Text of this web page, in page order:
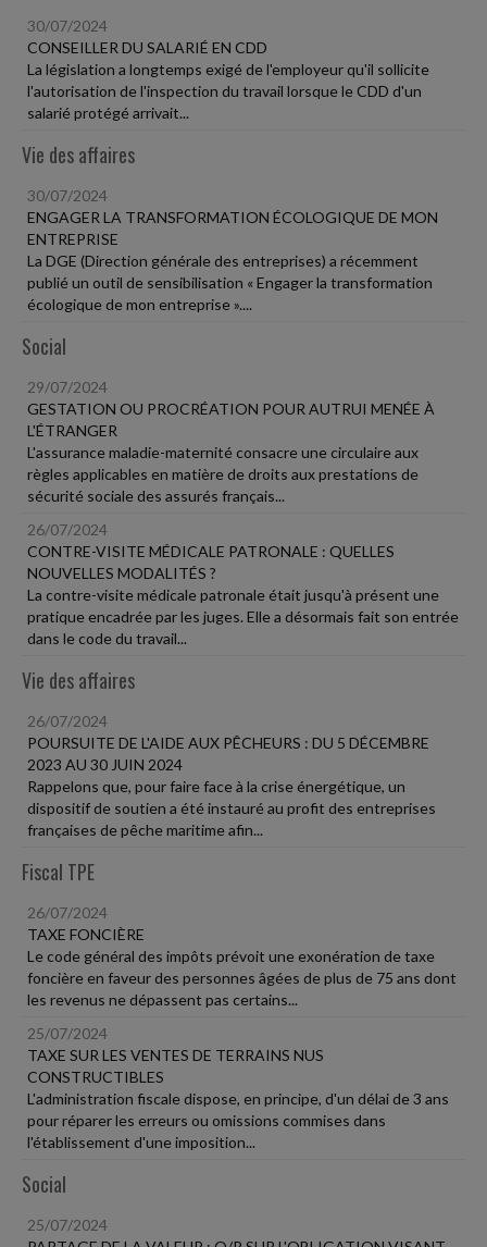
30/07/2024
CONSEILLER DU SALARIÉ EN CDD
La législation a longtemps exigé de l'employeur qu'il sollicite
l'autorisation de l'inspection du travail lorsque le CDD d'un
salarié protégé arrivait...
Vie des affaires
30/07/2024
ENGAGER LA TRANSFORMATION ÉCOLOGIQUE DE MON
ENTREPRISE
La DGE (Direction générale des entreprises) a récemment
publié un outil de sensibilisation « Engager la transformation
écologique de mon entreprise »....
Social
29/07/2024
GESTATION OU PROCRÉATION POUR AUTRUI MENÉE À
L'ÉTRANGER
L'assurance maladie-maternité consacre une circulaire aux
règles applicables en matière de droits aux prestations de
sécurité sociale des assurés français...
26/07/2024
CONTRE-VISITE MÉDICALE PATRONALE : QUELLES
NOUVELLES MODALITÉS ?
La contre-visite médicale patronale était jusqu'à présent une
pratique encadrée par les juges. Elle a désormais fait son entrée
dans le code du travail...
Vie des affaires
26/07/2024
POURSUITE DE L'AIDE AUX PÊCHEURS : DU 5 DÉCEMBRE
2023 AU 30 JUIN 2024
Rappelons que, pour faire face à la crise énergétique, un
dispositif de soutien a été instauré au profit des entreprises
françaises de pêche maritime afin...
Fiscal TPE
26/07/2024
TAXE FONCIÈRE
Le code général des impôts prévoit une exonération de taxe
foncière en faveur des personnes âgées de plus de 75 ans dont
les revenus ne dépassent pas certains...
25/07/2024
TAXE SUR LES VENTES DE TERRAINS NUS
CONSTRUCTIBLES
L'administration fiscale dispose, en principe, d'un délai de 3 ans
pour réparer les erreurs ou omissions commises dans
l'établissement d'une imposition...
Social
25/07/2024